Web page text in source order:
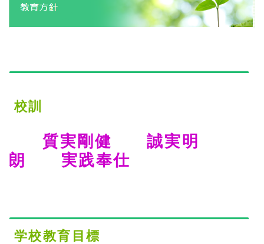
校訓
質実剛健 誠実明
朗 実践奉仕
学校教育目標